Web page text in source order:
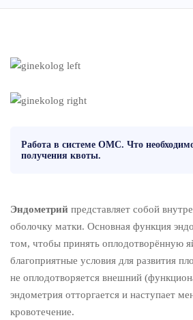
Работа в системе ОМС. Что
получения квоты.
Эндометрий представляет собой
оболочку матки. Основная функция
том, чтобы принять оплодотворённую
благоприятные условия для развития
не оплодотворяется внешний
эндометрия отторгается и наступает
кровотечение.